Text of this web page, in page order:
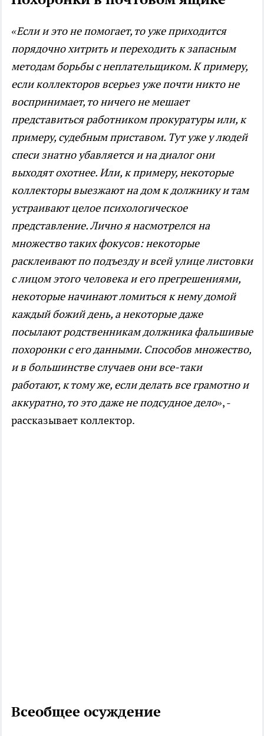
«Если и это не помогает, то уже приходится
порядочно хитрить и переходить к запасным
методам борьбы с неплательщиком. К примеру,
если коллекторов всерьез уже почти никто не
воспринимает, то ничего не мешает
представиться работником прокуратуры или, к
примеру, судебным приставом. Тут уже у людей
спеси знатно убавляется и на диалог они
выходят охотнее. Или, к примеру, некоторые
коллекторы выезжают на дом к должнику и там
устраивают целое психологическое
представление. Лично я насмотрелся на
множество таких фокусов: некоторые
расклеивают по подъезду и всей улице листовки
с лицом этого человека и его прегрешениями,
некоторые начинают ломиться к нему домой
каждый божий день, а некоторые даже
посылают родственникам должника фальшивые
похоронки с его данными. Способов множество,
и в большинстве случаев они все-таки
работают, к тому же, если делать все грамотно и
аккуратно, то это даже не подсудное дело», -
рассказывает коллектор.
Всеобщее осуждение